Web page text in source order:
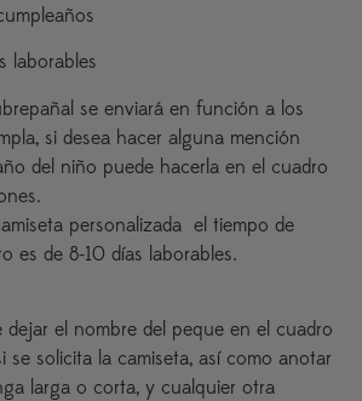
laborables
se enviará en función a los
si desea hacer alguna mención
del niño puede hacerla en el cuadro
personalizada el tiempo de
es de 8-10 días laborables.
el nombre del peque en el cuadro
se solicita la camiseta, así como anotar
larga o corta, y cualquier otra